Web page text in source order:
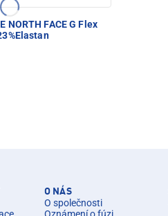
NORTH FACE G Flex
O NÁS
O společnosti